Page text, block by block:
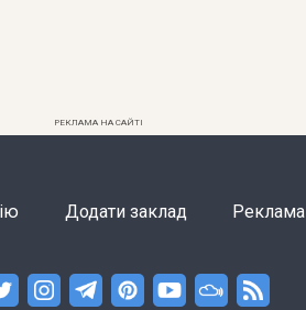
РЕКЛАМА НА САЙТІ
Додати заклад Реклама